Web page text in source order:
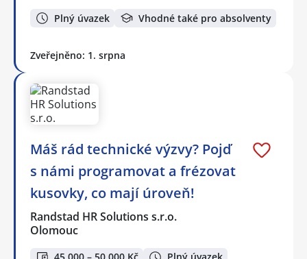
Plný úvazek Vhodné také pro absolventy
Zveřejněno: 1. srpna
Máš rád technické výzvy? Pojď
s námi programovat a frézovat
kusovky, co mají úroveň!
Randstad HR Solutions s.r.o.
Olomouc